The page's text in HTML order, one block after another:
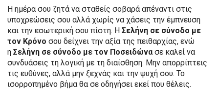
Η ημέρα σου ζητά να σταθείς σοβαρά απέναντι στις
υποχρεώσεις σου αλλά χωρίς να χάσεις την έμπνευση
και την εσωτερική σου πίστη. Η Σελήνη σε σύνοδο με
τον Κρόνο σου δείχνει την αξία της πειθαρχίας, ενώ
η Σελήνη σε σύνοδο με τον Ποσειδώνασε καλεί να
συνδυάσεις τη λογική με τη διαίσθηση. Μην απορρίπτεις
τις ευθύνες, αλλά μην ξεχνάς και την ψυχή σου. Το
ισορροπημένο βήμα θα σε οδηγήσει εκεί που θέλεις.